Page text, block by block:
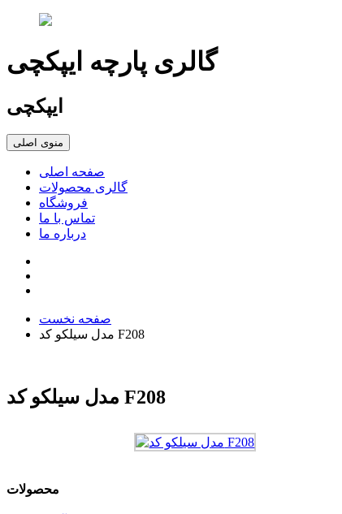
گالری پارچه ایپکچی
ایپکچی
منوی اصلی
صفحه اصلی
گالری محصولات
فروشگاه
تماس با ما
درباره ما
صفحه نخست
مدل سیلکو کد F208
مدل سیلکو کد F208
محصولات